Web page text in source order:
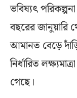
ভবিষ্যৎ
বছরের জানুয়ারি
আমানত বেড়ে
নির্ধারিত
গেছে।